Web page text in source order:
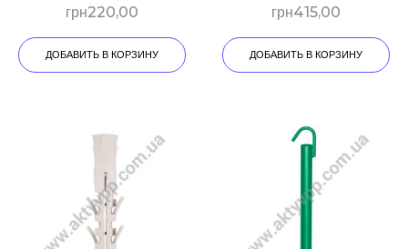
грн220,00
ДОБАВИТЬ В КОРЗИНУ
грн415,00
ДОБАВИТЬ В КОРЗИНУ